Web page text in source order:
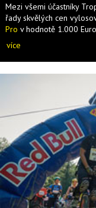
Mezi všemi účastníky
řady skvělých cen
Pro v hodnotě 1.000
více